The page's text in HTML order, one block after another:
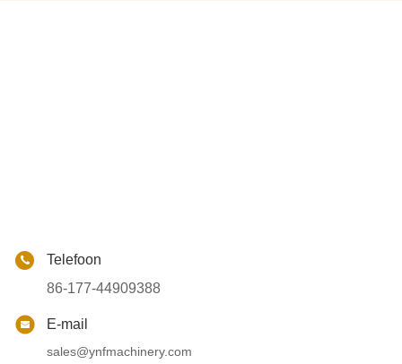
Telefoon
86-177-44909388
E-mail
sales@ynfmachinery.com